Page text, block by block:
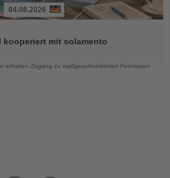
04.08.2026
kooperiert mit solamento
erhalten Zugang zu maßgeschneiderten Fernreisen